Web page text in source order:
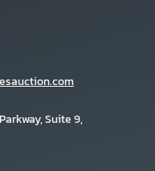
Suite 9,